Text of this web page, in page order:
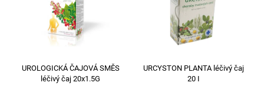
UROLOGICKÁ ČAJOVÁ SMĚS
léčivý čaj 20x1.5G
URCYSTON PLANTA léčivý čaj
20 I